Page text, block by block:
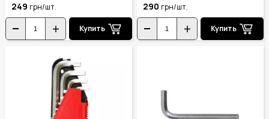
249 грн/шт.
Купить
290 грн/шт.
Купить